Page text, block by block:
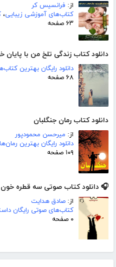
از: فرانسیس کر
کتاب‌های آموزشی زیبایی،
۶۳ صفحه
دانلود کتاب زندگی تلخ من با
دانلود رایگان بهترین
۶۸ صفحه
دانلود کتاب رمان جنگلبان
از: میرحسن محمودپور
دانلود رایگان بهترین رمان‌ها
۱۰۹ صفحه
🎧 دانلود کتاب صوتی سه قطره خون
از: صادق هدایت
کتاب‌های صوتی رایگان
۰ صفحه